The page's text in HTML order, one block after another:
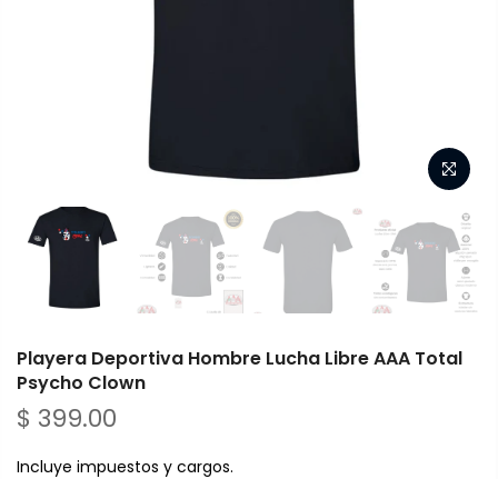
Playera Deportiva Hombre Lucha Libre AAA Total
Psycho Clown
$ 399.00
Incluye impuestos y cargos.